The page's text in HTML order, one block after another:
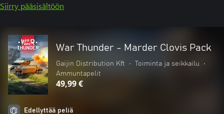
Siirry pääsisältöön
War Thunder - Marder Clovis Pack
Gaijin Distribution Kft • Toiminta ja seikkailu
•
Ammuntapelit
49,99 €
Edellyttää peliä